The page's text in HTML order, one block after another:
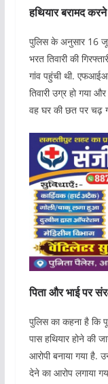
हथियार बरामद
पुलिस के अनुसार 16
भरत तिवारी की
गांव पहुंची थी.
तिवारी उग्र हो गया
वह घर की छत पर चढ़
पिता और भाई पर
पुलिस का कहना है कि
पास हथियार होने की
आरोपी बनाया गया
देने का आरोप लगाया